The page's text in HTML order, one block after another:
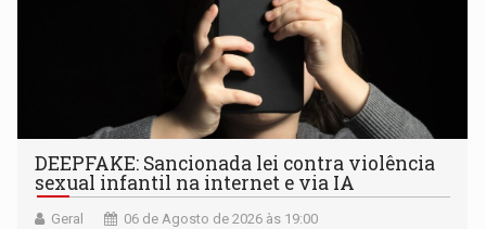
DEEPFAKE: Sancionada lei contra violência
sexual infantil na internet e via IA
Geral 06 de Agosto de 2026 às 19:00